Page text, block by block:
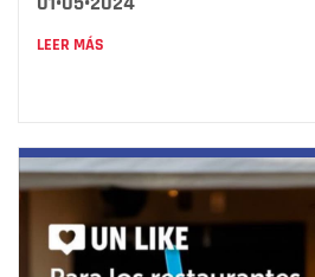
LEER MÁS